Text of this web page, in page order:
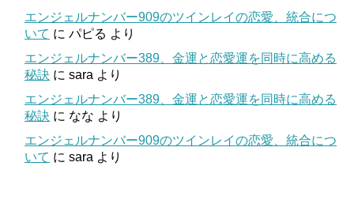
エンジェルナンバー909のツインレイの恋愛、統合につ
いて に パピる より
エンジェルナンバー389、金運と恋愛運を同時に高める
秘訣 に sara より
エンジェルナンバー389、金運と恋愛運を同時に高める
秘訣 に なな より
エンジェルナンバー909のツインレイの恋愛、統合につ
いて に sara より